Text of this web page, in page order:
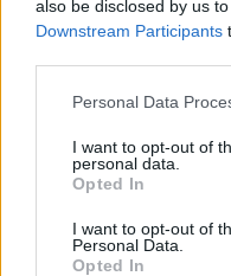
also be disclosed by us
Downstream Participants
Please note that this
not limited to your visit or
grant or deny consent to
use your data for below
consent section.
Personal Data
I want to opt-out of
personal data.
Opted In
I want to opt-out of
Personal Data.
Opted In
MAGYAR ÉPÍTŐK